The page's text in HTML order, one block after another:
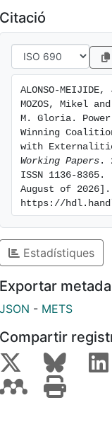
Citació
ALONSO-
MOZOS, Mikel and
M. Gloria.
Winning
with
Working Papers .
ISSN 1136-
August of
https://
Estadístiques
Exportar
JSON - METS
Compartir